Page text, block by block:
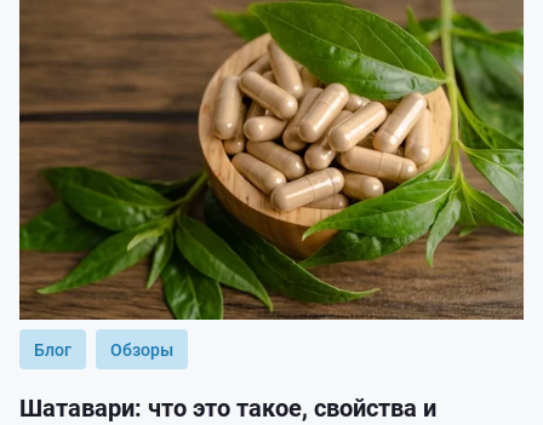
Блог Обзоры
Шатавари: что это такое, свойства и